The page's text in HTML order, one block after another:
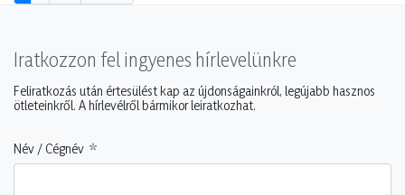
Iratkozzon fel ingyenes hírlevelünkre
Feliratkozás után értesülést kap az újdonságainkról, legújabb hasznos
ötleteinkről. A hírlevélről bármikor leiratkozhat.
Név / Cégnév